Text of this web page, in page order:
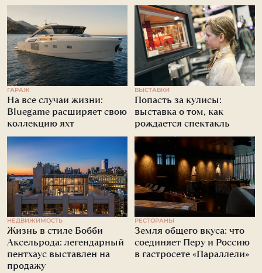
ГАРАЖ
На все случаи жизни:
Bluegame расширяет свою
коллекцию яхт
ВЫСТАВКИ
Попасть за кулисы:
выставка о том, как
рождается спектакль
НЕДВИЖИМОСТЬ
Жизнь в стиле Бобби
Аксельрода: легендарный
пентхаус выставлен на
продажу
РЕСТОРАНЫ
Земля общего вкуса: что
соединяет Перу и Россию
в гастросете «Параллели»